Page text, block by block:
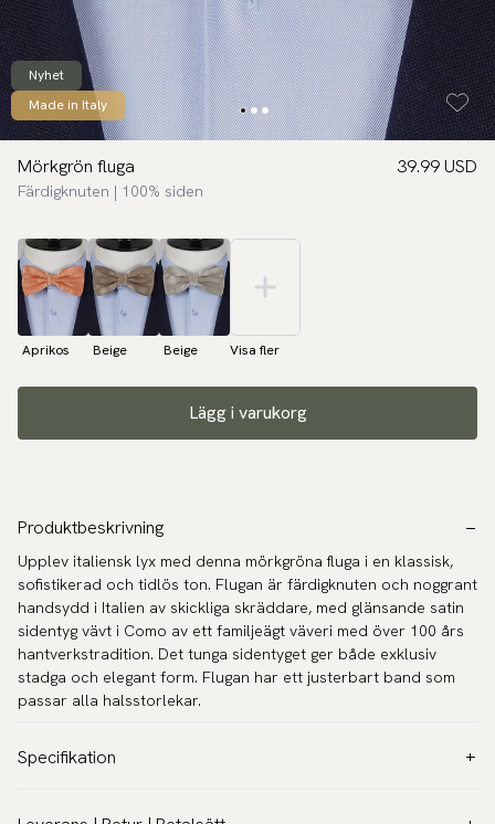
Nyhet
Made in Italy
Mörkgrön fluga
Färdigknuten | 100% siden
39.99 USD
Aprikos Beige Beige Visa fler
Lägg i varukorg
Produktbeskrivning
Upplev italiensk lyx med denna mörkgröna fluga i en klassisk,
sofistikerad och tidlös ton. Flugan är färdigknuten och noggrant
handsydd i Italien av skickliga skräddare, med glänsande satin
sidentyg vävt i Como av ett familjeägt väveri med över 100 års
hantverkstradition. Det tunga sidentyget ger både exklusiv
stadga och elegant form. Flugan har ett justerbart band som
passar alla halsstorlekar.
Specifikation